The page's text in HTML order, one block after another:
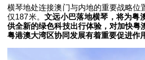
横琴地处连接澳门与内地的重要战略位
仅187米。文远小巴落地横琴，将为粤
供全新的绿色科技出行体验，对加快粤
粤港澳大湾区协同发展有着重要促进作